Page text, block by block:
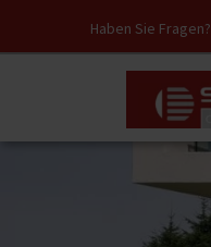
Haben Sie Fragen?